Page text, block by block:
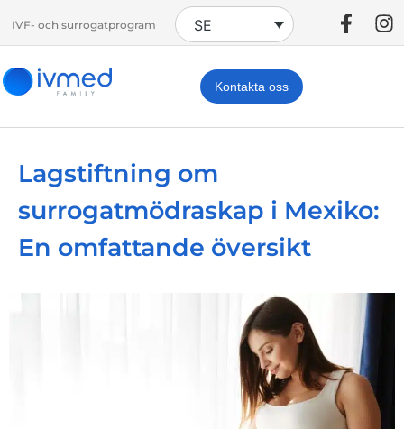
IVF- och surrogatprogram SE
Kontakta oss
Lagstiftning om
surrogatmödraskap i Mexiko:
En omfattande översikt